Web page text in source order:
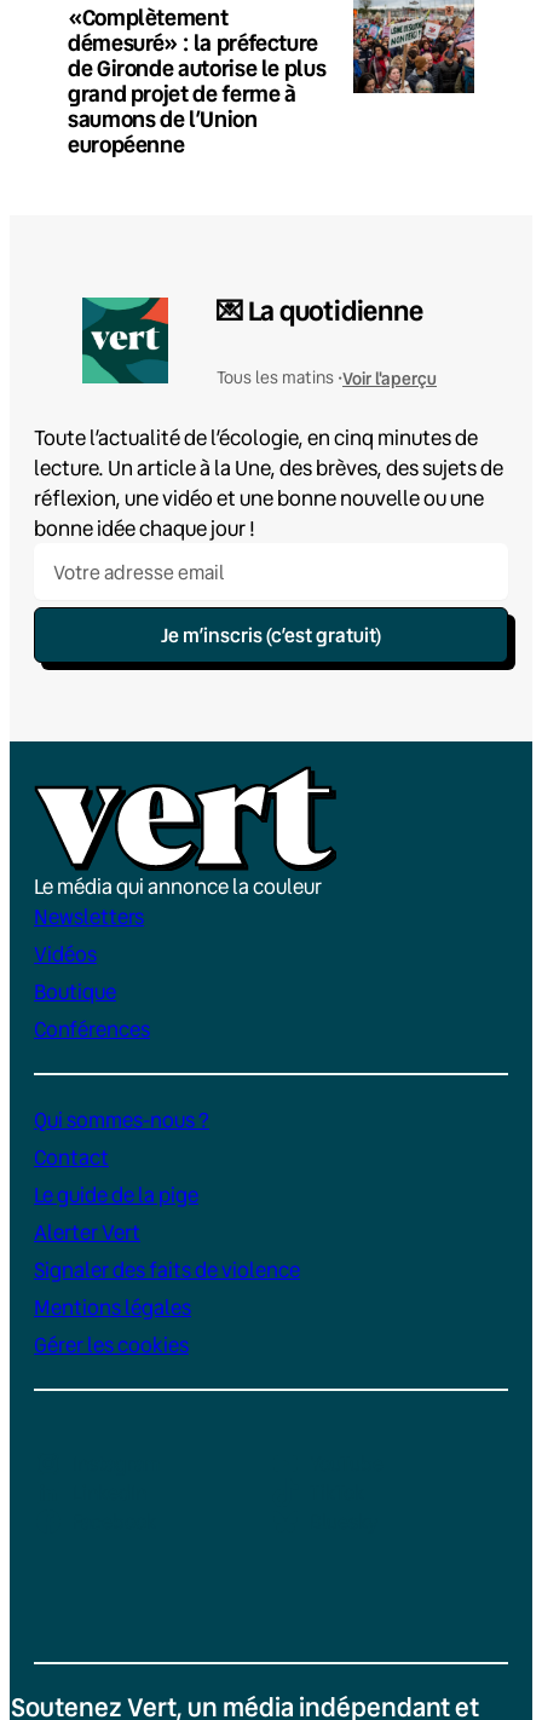
«Complètement
démesuré» : la préfecture
de Gironde autorise le plus
grand projet de ferme à
saumons de l’Union
européenne
💌 La quotidienne
Tous les matins •Voir l'aperçu
Toute l’actualité de l’écologie, en cinq minutes de
lecture. Un article à la Une, des brèves, des sujets de
réflexion, une vidéo et une bonne nouvelle ou une
bonne idée chaque jour !
Je m’inscris (c’est gratuit)
Le média qui annonce la couleur
Newsletters
Vidéos
Boutique
Conférences
Qui sommes-nous ?
Contact
Le guide de la pige
Alerter Vert
Signaler des faits de violence
Mentions légales
Gérer les cookies
Soutenez Vert, un média indépendant et